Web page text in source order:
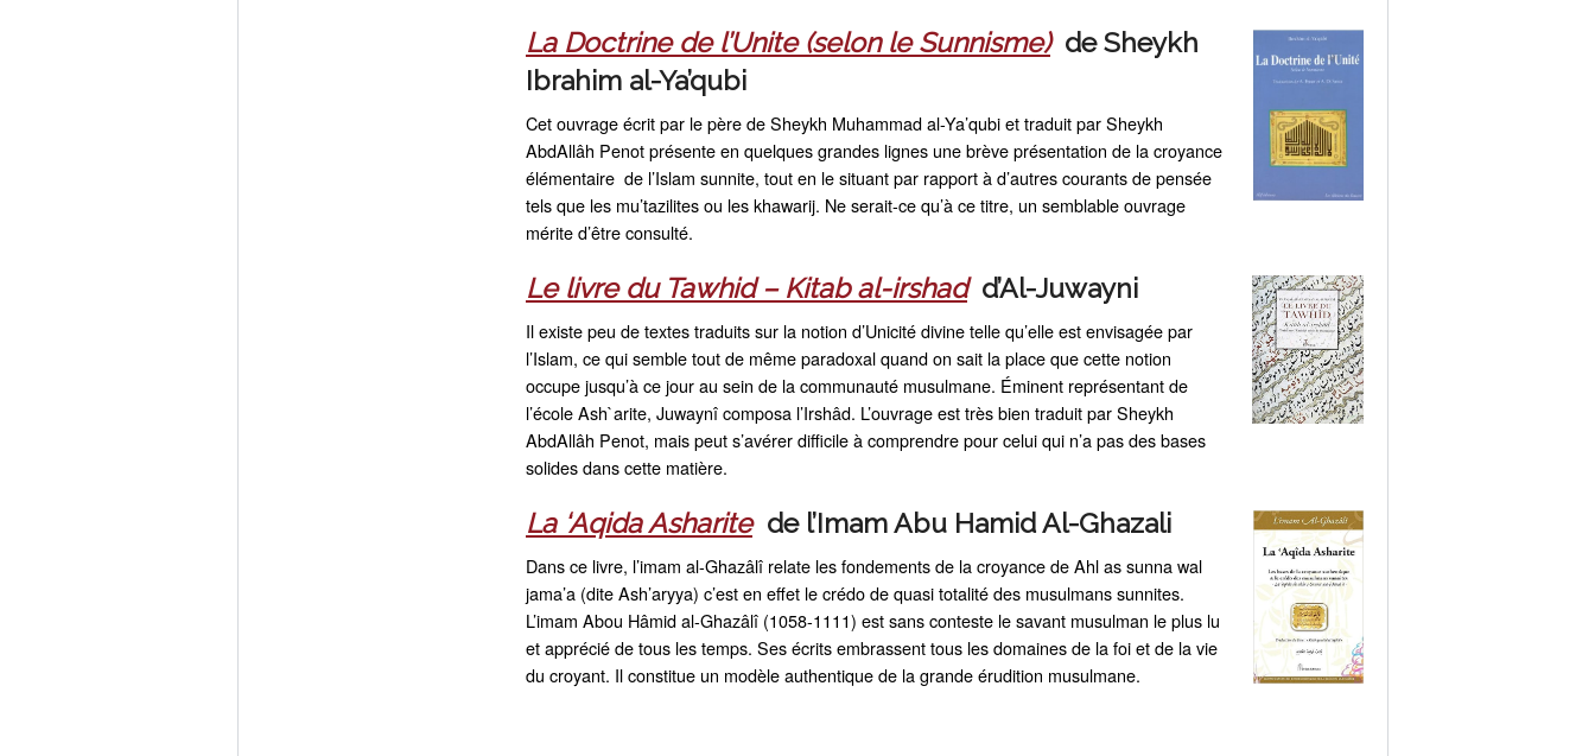
La Doctrine de l’Unite (selon le Sunnisme) de Sheykh
Ibrahim al-Ya’qubi
Cet ouvrage écrit par le père de Sheykh Muhammad al-Ya’qubi et traduit par Sheykh
AbdAllâh Penot présente en quelques grandes lignes une brève présentation de la croyance
élémentaire de l’Islam sunnite, tout en le situant par rapport à d’autres courants de pensée
tels que les mu’tazilites ou les khawarij. Ne serait-ce qu’à ce titre, un semblable ouvrage
mérite d’être consulté.
Le livre du Tawhid – Kitab al-irshad d’Al-Juwayni
Il existe peu de textes traduits sur la notion d’Unicité divine telle qu’elle est envisagée par
l’Islam, ce qui semble tout de même paradoxal quand on sait la place que cette notion
occupe jusqu’à ce jour au sein de la communauté musulmane. Éminent représentant de
l’école Ash`arite, Juwaynî composa l’Irshâd. L’ouvrage est très bien traduit par Sheykh
AbdAllâh Penot, mais peut s’avérer difficile à comprendre pour celui qui n’a pas des bases
solides dans cette matière.
La ‘Aqida Asharite de l’Imam Abu Hamid Al-Ghazali
Dans ce livre, l’imam al-Ghazâlî relate les fondements de la croyance de Ahl as sunna wal
jama’a (dite Ash’aryya) c’est en effet le crédo de quasi totalité des musulmans sunnites.
L’imam Abou Hâmid al-Ghazâlî (1058-1111) est sans conteste le savant musulman le plus lu
et apprécié de tous les temps. Ses écrits embrassent tous les domaines de la foi et de la vie
du croyant. Il constitue un modèle authentique de la grande érudition musulmane.